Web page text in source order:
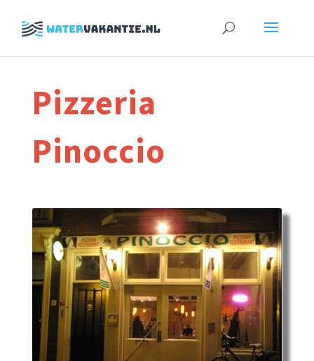
Zoeken
Pizzeria
Pinoccio